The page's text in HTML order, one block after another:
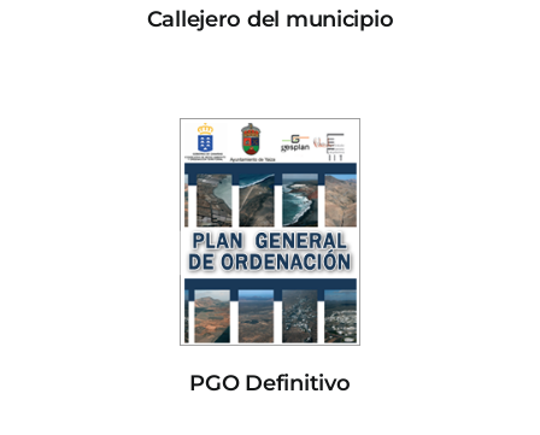
Callejero del municipio
PGO Definitivo